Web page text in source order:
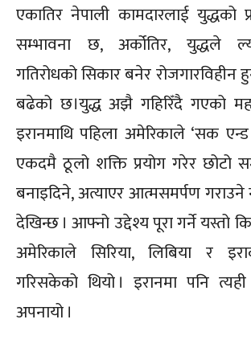
एकातिर नेपाली कामदारलाई युद्धको
सम्भावना छ, अर्कोतिर, युद्धले
गतिरोधको सिकार बनेर रोजगारविहीन
बढेको छ।युद्ध अझै गहिरिँदै गएको
इरानमाथि पहिला अमेरिकाले ‘सक एन्ड
एकदमै ठूलो शक्ति प्रयोग गरेर
बनाइदिने, अत्याएर आत्मसमर्पण गराउने
देखिन्छ । आफ्नो उद्देश्य पूरा गर्ने यस्तो
अमेरिकाले सिरिया, लिबिया र
गरिसकेको थियो । इरानमा पनि
अपनायो ।